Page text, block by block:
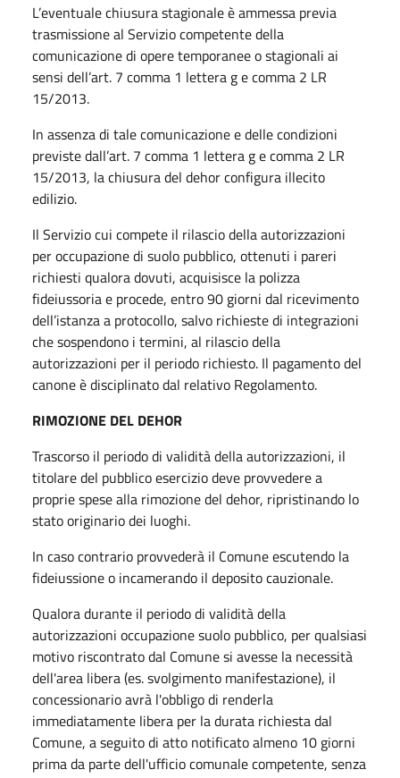
L’eventuale chiusura stagionale è ammessa previa
trasmissione al Servizio competente della
comunicazione di opere temporanee o stagionali ai
sensi dell’art. 7 comma 1 lettera g e comma 2 LR
15/2013.
In assenza di tale comunicazione e delle condizioni
previste dall’art. 7 comma 1 lettera g e comma 2 LR
15/2013, la chiusura del dehor configura illecito
edilizio.
Il Servizio cui compete il rilascio della autorizzazioni
per occupazione di suolo pubblico, ottenuti i pareri
richiesti qualora dovuti, acquisisce la polizza
fideiussoria e procede, entro 90 giorni dal ricevimento
dell’istanza a protocollo, salvo richieste di integrazioni
che sospendono i termini, al rilascio della
autorizzazioni per il periodo richiesto. Il pagamento del
canone è disciplinato dal relativo Regolamento.
RIMOZIONE DEL DEHOR
Trascorso il periodo di validità della autorizzazioni, il
titolare del pubblico esercizio deve provvedere a
proprie spese alla rimozione del dehor, ripristinando lo
stato originario dei luoghi.
In caso contrario provvederà il Comune escutendo la
fideiussione o incamerando il deposito cauzionale.
Qualora durante il periodo di validità della
autorizzazioni occupazione suolo pubblico, per qualsiasi
motivo riscontrato dal Comune si avesse la necessità
dell'area libera (es. svolgimento manifestazione), il
concessionario avrà l'obbligo di renderla
immediatamente libera per la durata richiesta dal
Comune, a seguito di atto notificato almeno 10 giorni
prima da parte dell'ufficio comunale competente, senza